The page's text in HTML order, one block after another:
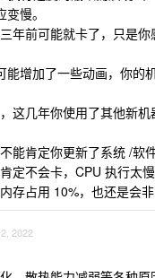
慢。
年前可能就卡了，只是
能增加了一些动画，你的
这几年你使用了其他新
能肯定你更新了系统 /软
定不会卡，CPU 执行太
存占用 10%，也还是会
2022